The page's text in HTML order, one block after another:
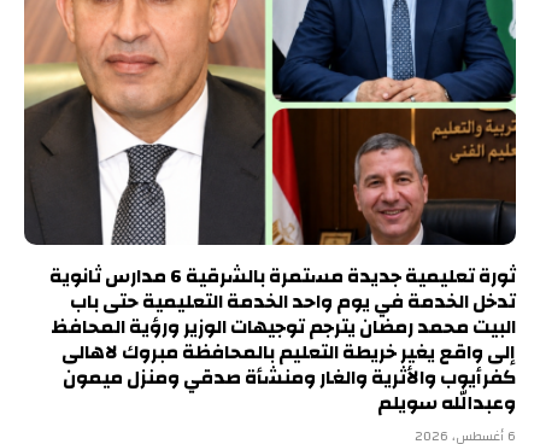
ثورة تعليمية جديدة مستمرة بالشرقية 6 مدارس ثانوية
تدخل الخدمة في يوم واحد الخدمة التعليمية حتى باب
البيت محمد رمضان يترجم توجيهات الوزير ورؤية المحافظ
إلى واقع يغير خريطة التعليم بالمحافظة مبروك لاهالى
كفرأيوب والأثرية والغار ومنشأة صدقي ومنزل ميمون
وعبدالله سويلم
6 أغسطس، 2026